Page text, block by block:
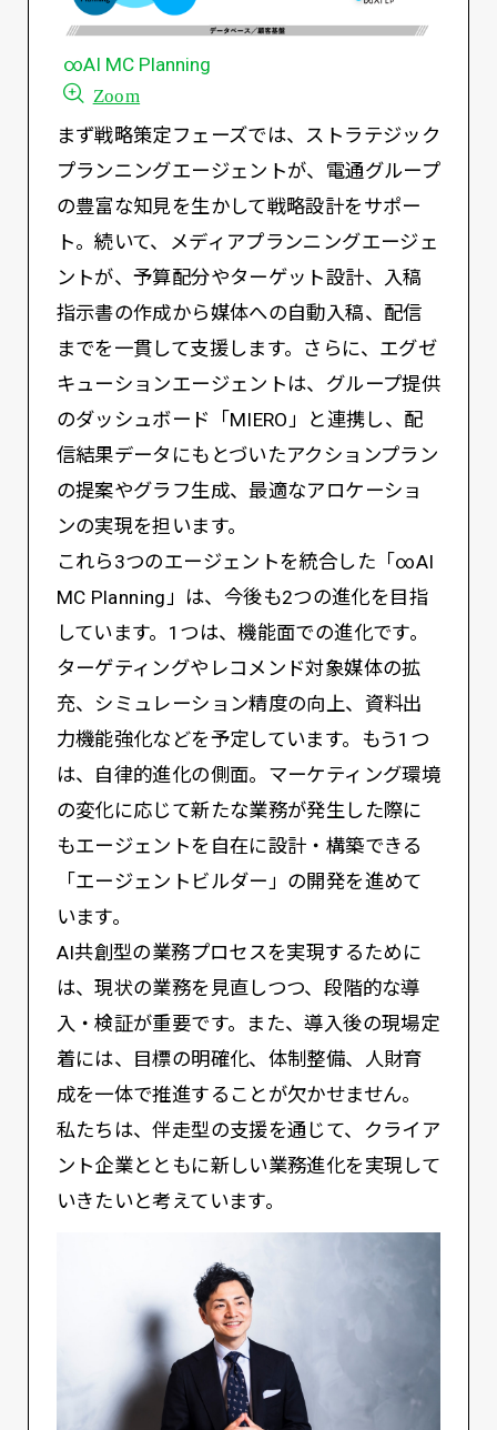
∞AI MC Planning
Zoom
まず戦略策定フェーズでは、ストラテジック
プランニングエージェントが、電通グループ
の豊富な知見を生かして戦略設計をサポー
ト。続いて、メディアプランニングエージェ
ントが、予算配分やターゲット設計、入稿
指示書の作成から媒体への自動入稿、配信
までを一貫して支援します。さらに、エグゼ
キューションエージェントは、グループ提供
のダッシュボード「MIERO」と連携し、配
信結果データにもとづいたアクションプラン
の提案やグラフ生成、最適なアロケーショ
ンの実現を担います。
これら3つのエージェントを統合した「∞AI
MC Planning」は、今後も2つの進化を目指
しています。1つは、機能面での進化です。
ターゲティングやレコメンド対象媒体の拡
充、シミュレーション精度の向上、資料出
力機能強化などを予定しています。もう1つ
は、自律的進化の側面。マーケティング環境
の変化に応じて新たな業務が発生した際に
もエージェントを自在に設計・構築できる
「エージェントビルダー」の開発を進めて
います。
AI共創型の業務プロセスを実現するために
は、現状の業務を見直しつつ、段階的な導
入・検証が重要です。また、導入後の現場定
着には、目標の明確化、体制整備、人財育
成を一体で推進することが欠かせません。
私たちは、伴走型の支援を通じて、クライア
ント企業とともに新しい業務進化を実現して
いきたいと考えています。